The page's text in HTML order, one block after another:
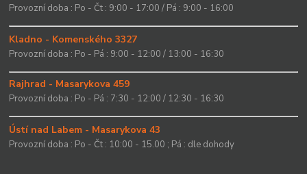
Provozní doba : Po - Čt : 9:00 - 17:00 / Pá : 9:00 - 16:00
Kladno - Komenského 3327
Provozní doba : Po - Pá : 9:00 - 12:00 / 13:00 - 16:30
Rajhrad - Masarykova 459
Provozní doba : Po - Pá : 7:30 - 12:00 / 12:30 - 16:30
Ústí nad Labem - Masarykova 43
Provozní doba : Po - Čt : 10:00 - 15.00 ; Pá : dle dohody